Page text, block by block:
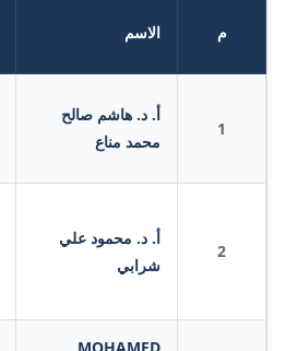
م الاسم
1
أ. د. هاشم صالح
محمد مناع
2
أ. د. محمود علي
شرابي
MOHAMED